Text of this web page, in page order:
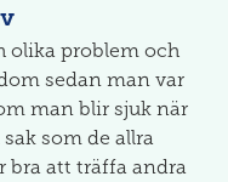
olika problem och
sedan man var
man blir sjuk när
som de allra
bra att träffa andra